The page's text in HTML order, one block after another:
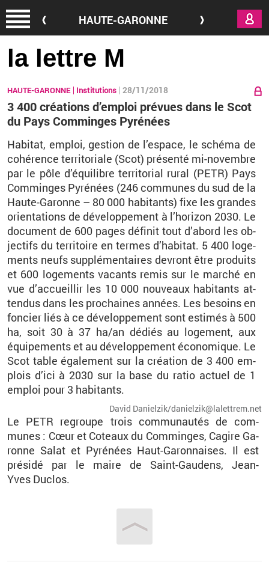
HAUTE-GARONNE
la lettre M
HAUTE-GARONNE Institutions 28/11/2018
3 400 créations d’emploi prévues dans le Scot
du Pays Comminges Pyrénées
Ha­bi­tat, em­ploi, ges­tion de l’es­pace, le schéma de
co­hé­rence ter­ri­to­riale (Scot) pré­senté mi-no­vembre
par le pôle d’équi­libre ter­ri­to­rial rural (PETR) Pays
Com­minges Py­ré­nées (246 com­munes du sud de la
Haute-Ga­ronne – 80 000 ha­bi­tants) fixe les grandes
orien­ta­tions de dé­ve­lop­pe­ment à l’ho­ri­zon 2030. Le
do­cu­ment de 600 pages dé­fi­nit tout d’abord les ob­
jec­tifs du ter­ri­toire en termes d’ha­bi­tat. 5 400 lo­ge­
ments neufs sup­plé­men­taires de­vront être pro­duits
et 600 lo­ge­ments va­cants remis sur le mar­ché en
vue d’ac­cueillir les 10 000 nou­veaux ha­bi­tants at­
ten­dus dans les pro­chaines an­nées. Les be­soins en
fon­cier liés à ce dé­ve­lop­pe­ment sont es­ti­més à 500
ha, soit 30 à 37 ha/an dé­diés au lo­ge­ment, aux
équi­pe­ments et au dé­ve­lop­pe­ment éco­no­mique. Le
Scot table éga­le­ment sur la créa­tion de 3 400 em­
plois d’ici à 2030 sur la base du ratio ac­tuel de 1
em­ploi pour 3 ha­bi­tants.
David Da­niel­zik/da­niel­zik@​la­let­trem.​net
Le PETR re­groupe trois com­mu­nau­tés de com­
munes : Cœuret Co­teaux du Com­minges, Ca­gire Ga­
ronne Salat et Py­ré­nées Haut-Ga­ron­naises. Il est
pré­sidé par le maire de Saint-Gau­dens, Jean-
Yves Du­clos.